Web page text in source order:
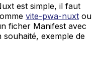
est simple, il faut
vite-pwa-nuxt ou
ficher Manifest avec
exemple de